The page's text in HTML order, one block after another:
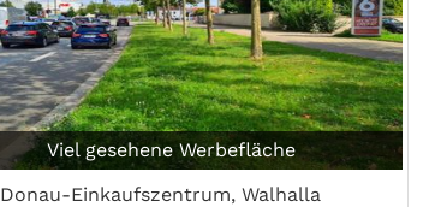
Viel gesehene Werbefläche
Donau-Einkaufszentrum, Walhalla